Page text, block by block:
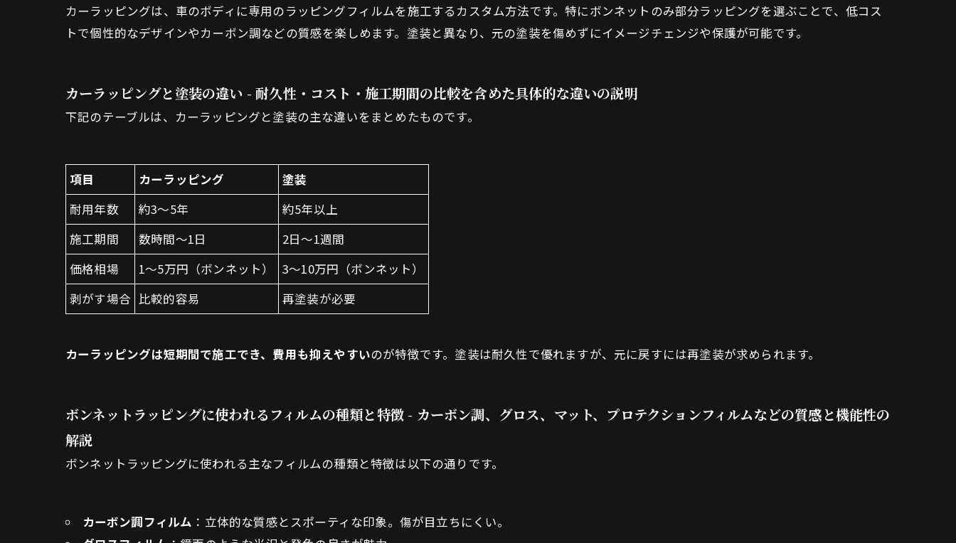
カーラッピングは、車のボディに専用のラッピングフィルムを施工するカスタム方法です。特にボンネットのみ部分ラッピングを選ぶことで、低コス
トで個性的なデザインやカーボン調などの質感を楽しめます。塗装と異なり、元の塗装を傷めずにイメージチェンジや保護が可能です。
カーラッピングと塗装の違い - 耐久性・コスト・施工期間の比較を含めた具体的な違いの説明
下記のテーブルは、カーラッピングと塗装の主な違いをまとめたものです。
項目 カーラッピング
塗装
耐用年数
約3～5年
約5年以上
施工期間
数時間～1日
2日～1週間
価格相場
1～5万円（ボンネット）
3～10万円（ボンネット）
剥がす場合 比較的容易 再塗装が必要
カーラッピングは短期間で施工でき、費用も抑えやすいのが特徴です。塗装は耐久性で優れますが、元に戻すには再塗装が求められます。
ボンネットラッピングに使われるフィルムの種類と特徴 - カーボン調、グロス、マット、プロテクションフィルムなどの質感と機能性の
解説
ボンネットラッピングに使われる主なフィルムの種類と特徴は以下の通りです。
カーボン調フィルム ：立体的な質感とスポーティな印象。傷が目立ちにくい。
お問い合わせはこちら